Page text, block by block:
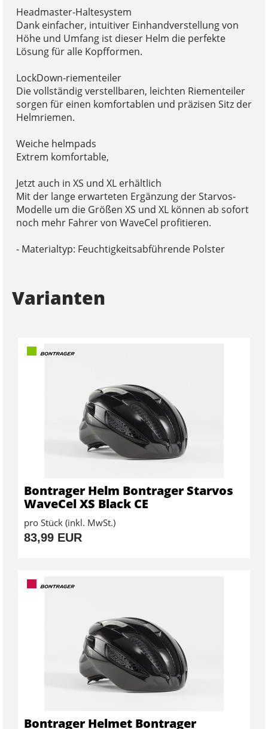
Headmaster-Haltesystem
Dank einfacher, intuitiver Einhandverstellung von
Höhe und Umfang ist dieser Helm die perfekte
Lösung für alle Kopfformen.
LockDown-riementeiler
Die vollständig verstellbaren, leichten Riementeiler
sorgen für einen komfortablen und präzisen Sitz der
Helmriemen.
Weiche helmpads
Extrem komfortable,
Jetzt auch in XS und XL erhältlich
Mit der lange erwarteten Ergänzung der Starvos-
Modelle um die Größen XS und XL können ab sofort
noch mehr Fahrer von WaveCel profitieren.
- Materialtyp: Feuchtigkeitsabführende Polster
Varianten
Bontrager Helm Bontrager Starvos
WaveCel XS Black CE
pro Stück (inkl. MwSt.)
83,99 EUR
Bontrager Helmet Bontrager